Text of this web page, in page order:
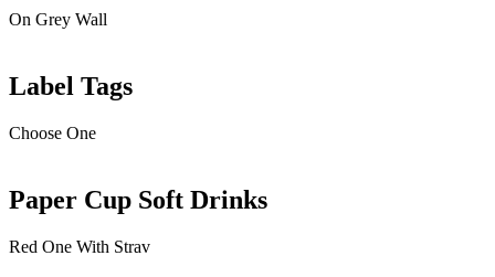
On Grey Wall
Label Tags
Choose One
Paper Cup Soft Drinks
Red One With Strav